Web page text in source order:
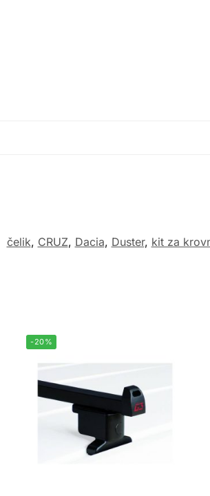
čelik, CRUZ, Dacia, Duster, kit za
-20%